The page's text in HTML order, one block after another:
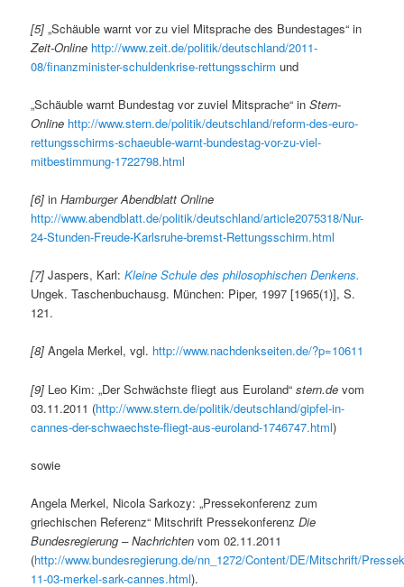
[5] „Schäuble warnt vor zu viel Mitsprache des Bundestages“ in
Zeit-Online http://www.zeit.de/politik/deutschland/2011-
08/finanzminister-schuldenkrise-rettungsschirm und
„Schäuble warnt Bundestag vor zuviel Mitsprache“ inStern-
Online http://www.stern.de/politik/deutschland/reform-des-euro-
rettungsschirms-schaeuble-warnt-bundestag-vor-zu-viel-
mitbestimmung-1722798.html
[6] inHamburger Abendblatt Online
http://www.abendblatt.de/politik/deutschland/article2075318/Nur-
24-Stunden-Freude-Karlsruhe-bremst-Rettungsschirm.html
[7] Jaspers, Karl:Kleine Schule des philosophischen Denkens.
Ungek. Taschenbuchausg. München: Piper, 1997 [1965(1)], S.
121.
[8] Angela Merkel, vgl. http://www.nachdenkseiten.de/?p=10611
[9] Leo Kim: „Der Schwächste fliegt aus Euroland“stern.de vom
03.11.2011 (http://www.stern.de/politik/deutschland/gipfel-in-
cannes-der-schwaechste-fliegt-aus-euroland-1746747.html)
sowie
Angela Merkel, Nicola Sarkozy: „Pressekonferenz zum
griechischen Referenz“ Mitschrift PressekonferenzDie
Bundesregierung – Nachrichten vom 02.11.2011
(http://www.bundesregierung.de/nn_1272/Content/DE/Mitschrift/
11-03-merkel-sark-cannes.html).